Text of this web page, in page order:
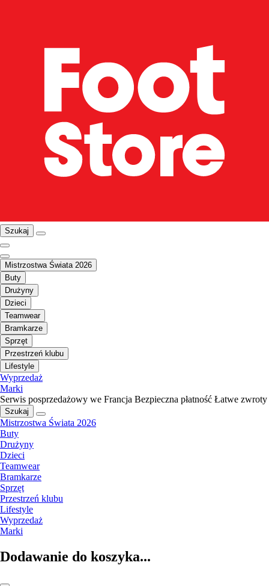
Szukaj
Mistrzostwa Świata 2026
Buty
Drużyny
Dzieci
Teamwear
Bramkarze
Sprzęt
Przestrzeń klubu
Lifestyle
Wyprzedaż
Marki
Serwis posprzedażowy we Francja Bezpieczna płatność Łatwe zwroty
Szukaj
Mistrzostwa Świata 2026
Buty
Drużyny
Dzieci
Teamwear
Bramkarze
Sprzęt
Przestrzeń klubu
Lifestyle
Wyprzedaż
Marki
Dodawanie do koszyka...